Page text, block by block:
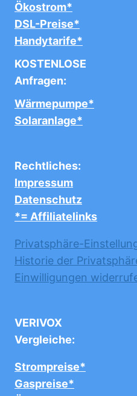
Ökostrom*
DSL-Preise*
Handytarife*
KOSTENLOSE
Anfragen:
Wärmepumpe*
Solaranlage*
Rechtliches:
Impressum
Datenschutz
*= Affiliatelinks
Privatsphäre-
Historie der
Einwilligungen
VERIVOX
Vergleiche:
Strompreise*
Gaspreise*